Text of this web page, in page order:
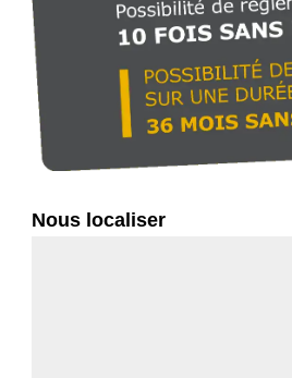
Nous localiser